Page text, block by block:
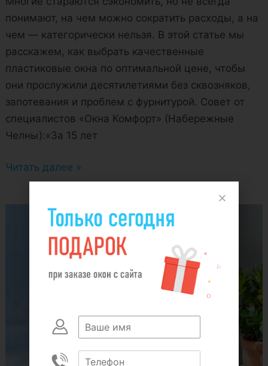
понимают, на чем можно сократить расходы, а на
чем — категорически нельзя. В этой статье мы
расскажем, как выбрать качественные
пластиковые окна по оптимальной цене, чтобы
они прослужили десятилетиями без сквозняков,
запотевания и проблем с фурнитурой. Совет от
специалистов «Окна Комфорт» (Набережные
Челны):«За 15 лет
Читать далее »